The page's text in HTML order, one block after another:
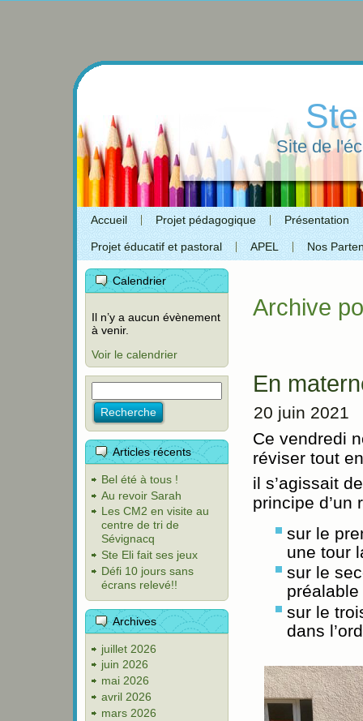
Site de
Accueil Projet pédagogique Présentation
Projet éducatif et pastoral APEL Nos
Calendrier
Il n’y a aucun évènement
à venir.
Voir le calendrier
Articles récents
Bel été à tous !
Au revoir Sarah
Les CM2 en visite au
centre de tri de
Sévignacq
Ste Eli fait ses jeux
Défi 10 jours sans
écrans relevé!!
Archives
juillet 2026
juin 2026
mai 2026
avril 2026
mars 2026
Archive
En
20 juin 2021
Ce vendredi
réviser tout
il s’agissait
principe d’un
sur le
une tour
sur le
sur le
dans